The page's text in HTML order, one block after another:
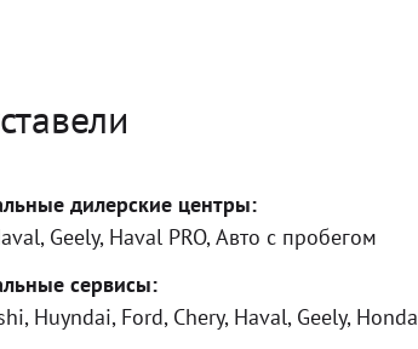
дилерские центры:
Geely, Haval PRO, Авто с пробегом
сервисы:
Huyndai, Ford, Chery, Haval, Geely, Honda